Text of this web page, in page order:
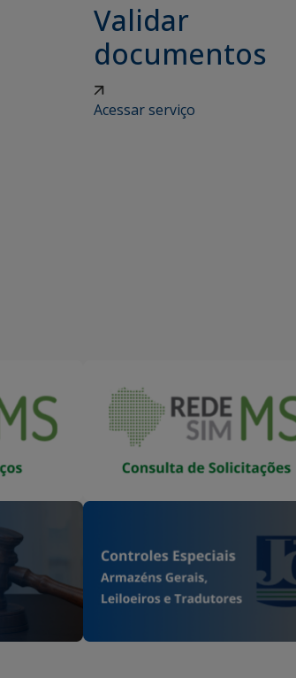
Validar
documentos
Acessar serviço